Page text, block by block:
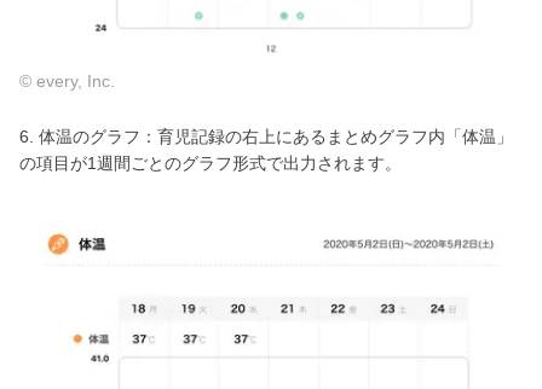
© every, Inc.
6. 体温のグラフ：育児記録の右上にあるまとめグラフ内「体温」
の項目が1週間ごとのグラフ形式で出力されます。